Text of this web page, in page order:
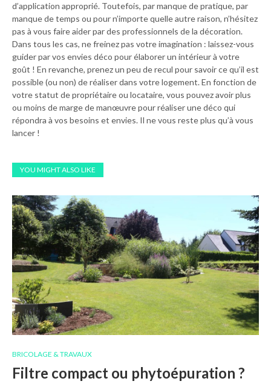
d’application approprié. Toutefois, par manque de pratique, par
manque de temps ou pour n’importe quelle autre raison, n’hésitez
pas à vous faire aider par des professionnels de la décoration.
Dans tous les cas, ne freinez pas votre imagination : laissez-vous
guider par vos envies déco pour élaborer un intérieur à votre
goût ! En revanche, prenez un peu de recul pour savoir ce qu’il est
possible (ou non) de réaliser dans votre logement. En fonction de
votre statut de propriétaire ou locataire, vous pouvez avoir plus
ou moins de marge de manœuvre pour réaliser une déco qui
répondra à vos besoins et envies. Il ne vous reste plus qu’à vous
lancer !
YOU MIGHT ALSO LIKE
BRICOLAGE & TRAVAUX
Filtre compact ou phytoépuration ?